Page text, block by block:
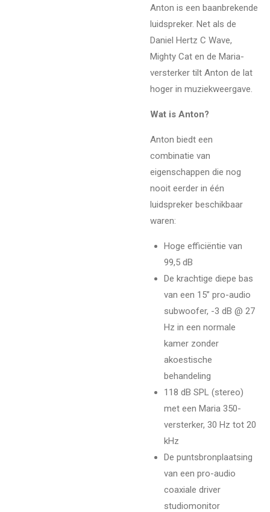
Anton is een baanbrekende
luidspreker. Net als de
Daniel Hertz C Wave,
Mighty Cat en de Maria-
versterker tilt Anton de lat
hoger in muziekweergave.
Wat is Anton?
Anton biedt een
combinatie van
eigenschappen die nog
nooit eerder in één
luidspreker beschikbaar
waren:
Hoge efficiëntie van
99,5 dB
De krachtige diepe bas
van een 15” pro-audio
subwoofer, -3 dB @ 27
Hz in een normale
kamer zonder
akoestische
behandeling
118 dB SPL (stereo)
met een Maria 350-
versterker, 30 Hz tot 20
kHz
De puntsbronplaatsing
van een pro-audio
coaxiale driver
studiomonitor